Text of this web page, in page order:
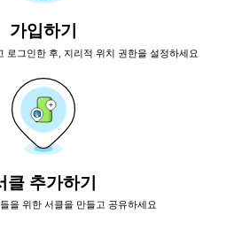
가입하기
로그인한 후, 지리적 위치 권한을 설정하세요
클 추가하기
을 위한 서클을 만들고 공유하세요